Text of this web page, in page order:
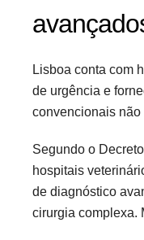
Lisboa conta com
de urgência e
convencionais
Segundo o
hospitais
de diagnóstico
cirurgia complexa.